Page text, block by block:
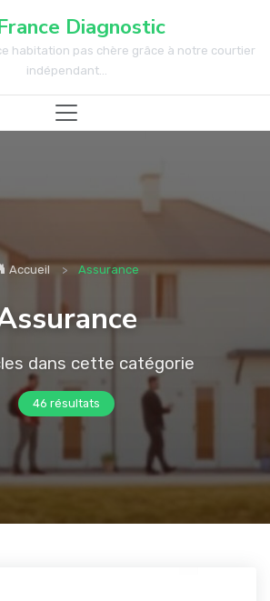
Diagnostic
habitation pas chère grâce à notre courtier
indépendant...
Accueil Assurance
dans cette catégorie
46 résultats